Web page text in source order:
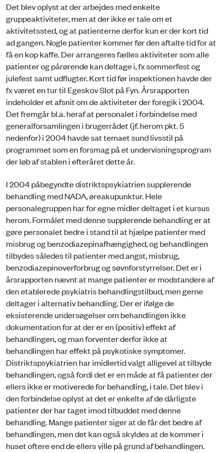
Det blev oplyst at der arbejdes med enkelte
gruppeaktiviteter, men at der ikke er tale om et
aktivitetssted, og at patienterne derfor kun er der kort tid
ad gangen. Nogle patienter kommer før den aftalte tid for at
få en kop kaffe. Der arrangeres fælles aktiviteter som alle
patienter og pårørende kan deltage i, fx sommerfest og
julefest samt udflugter. Kort tid før inspektionen havde der
fx været en tur til Egeskov Slot på Fyn. Årsrapporten
indeholder et afsnit om de aktiviteter der foregik i 2004.
Det fremgår bl.a. heraf at personalet i forbindelse med
generalforsamlingen i brugerrådet (jf. herom pkt. 5
nedenfor) i 2004 havde sat temaet sund livsstil på
programmet som en forsmag på et undervisningsprogram
der løb af stablen i efteråret dette år.
I 2004 påbegyndte distriktspsykiatrien supplerende
behandling med NADA, øreakupunktur. Hele
personalegruppen har for egne midler deltaget i et kursus
herom. Formålet med denne supplerende behandling er at
gøre personalet bedre i stand til at hjælpe patienter med
misbrug og benzodiazepinafhængighed, og behandlingen
tilbydes således til patienter med angst, misbrug,
benzodiazepinoverforbrug og søvnforstyrrelser. Det er i
årsrapporten nævnt at mange patienter er modstandere af
den etablerede psykiatris behandlingstilbud, men gerne
deltager i alternativ behandling. Der er ifølge de
eksisterende undersøgelser om behandlingen ikke
dokumentation for at der er en (positiv) effekt af
behandlingen, og man forventer derfor ikke at
behandlingen har effekt på psykotiske symptomer.
Distriktspsykiatrien har imidlertid valgt alligevel at tilbyde
behandlingen, også fordi det er en måde at få patienter der
ellers ikke er motiverede for behandling, i tale. Det blev i
den forbindelse oplyst at det er enkelte af de dårligste
patienter der har taget imod tilbuddet med denne
behandling. Mange patienter siger at de får det bedre af
behandlingen, men det kan også skyldes at de kommer i
huset oftere end de ellers ville på grund af behandlingen.